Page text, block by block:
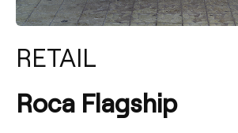
RETAIL
Roca Flagship